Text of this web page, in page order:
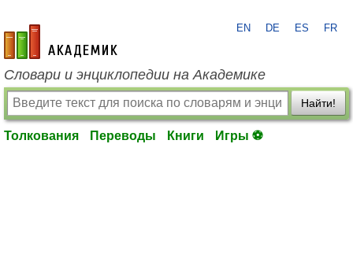
academic.ru
EN DE ES FR
Словари и энциклопедии на Академике
Найти!
Толкования Переводы Книги Игры ⚽